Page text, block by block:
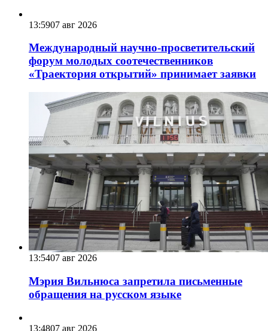
13:5907 авг 2026
Международный научно-просветительский
форум молодых соотечественников
«Траектория открытий» принимает заявки
13:5407 авг 2026
Мэрия Вильнюса запретила письменные
обращения на русском языке
13:4807 авг 2026